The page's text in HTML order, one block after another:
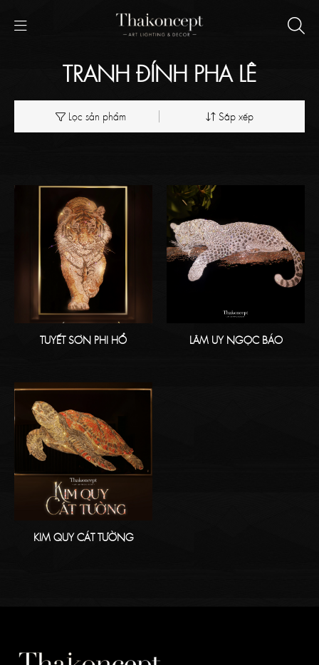
TRANH ĐÍNH PHA LÊ
Lọc sản phẩm Sắp xếp
TUYẾT SƠN PHI HỔ LÂM UY NGỌC BÁO
KIM QUY CÁT TƯỜNG